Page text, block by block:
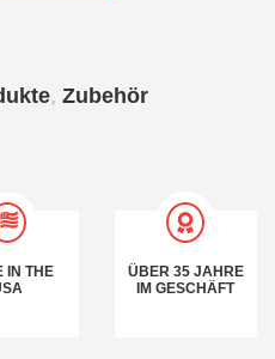
, Zubehör
IN THE
ÜBER 35 JAHRE
IM GESCHÄFT